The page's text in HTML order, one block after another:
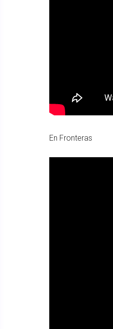
En Fronteras